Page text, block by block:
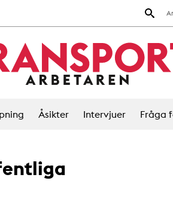
Åsikter Intervjuer Fråga